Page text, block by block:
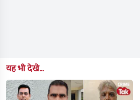
यह भी देखे...